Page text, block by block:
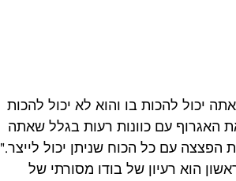
יכול להכות בו והוא לא יכול להכות
האגרוף עם כוונות רעות בגלל שאתה
הפצצה עם כל הכוח שניתן יכול לייצר."
הוא רעיון של בודו מסורתי של